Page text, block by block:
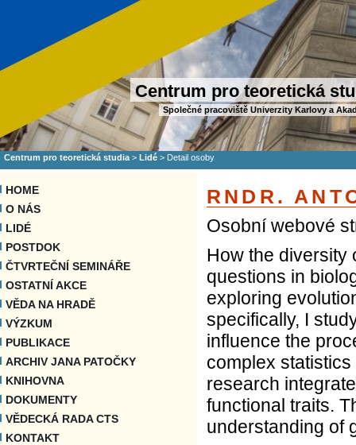
Centrum pro teoretická
Společné pracoviště Univerzity Karlovy a
Centrum pro teoretická studia > Lidé > Detail osoby
HOME
O NÁS
LIDÉ
POSTDOK
ČTVRTEČNÍ SEMINÁŘE
OSTATNÍ AKCE
VĚDA NA HRADĚ
VÝZKUM
PUBLIKACE
ARCHIV JANA PATOČKY
KNIHOVNA
DOKUMENTY
VĚDECKÁ RADA CTS
KONTAKT
RNDR.
Osobní webové
How the diversity
questions in
exploring
specifically, I
influence the
complex
research
functional traits.
understanding of